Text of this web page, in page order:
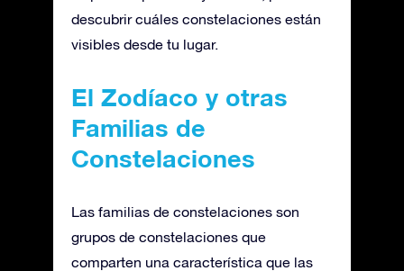
descubrir cuáles constelaciones están
visibles desde tu lugar.
El Zodíaco y otras
Familias de
Constelaciones
Las familias de constelaciones son
grupos de constelaciones que
comparten una característica que las